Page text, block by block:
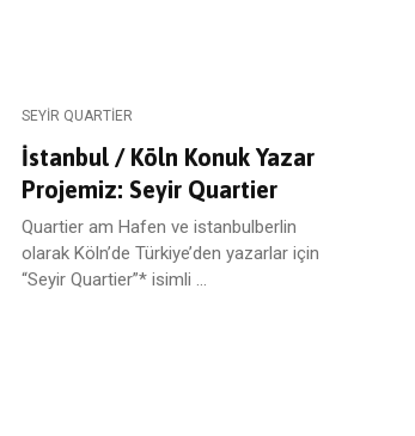
SEYIR QUARTIER
İstanbul / Köln Konuk Yazar
Projemiz: Seyir Quartier
Quartier am Hafen ve istanbulberlin
olarak Köln’de Türkiye’den yazarlar için
“Seyir Quartier”* isimli ...